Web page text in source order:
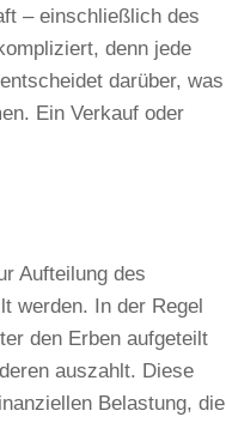
– einschließlich des
denn jede
darüber, was
Ein Verkauf oder
Aufteilung des
werden. In der Regel
den Erben aufgeteilt
auszahlt. Diese
Belastung, die